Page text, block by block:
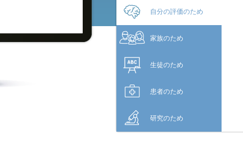
自分の評価のため
家族のため
生徒のため
患者のため
研究のため